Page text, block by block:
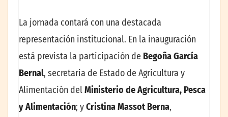
La jornada contará con una destacada
representación institucional. En la inauguración
está prevista la participación de Begoña García
Bernal, secretaria de Estado de Agricultura y
Alimentación delMinisterio de Agricultura, Pesca
y Alimentación; yCristina Massot Berna,